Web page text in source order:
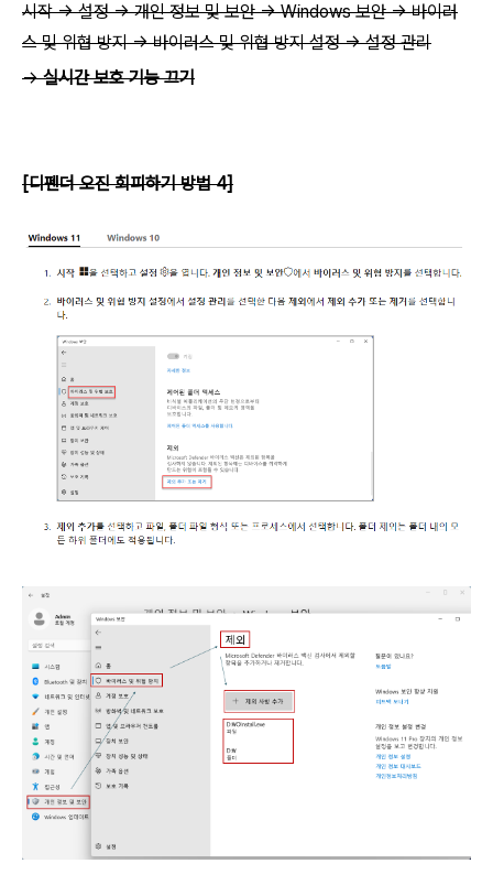
시작 → 설정 → 개인 정보 및 보안 → Windows 보안 → 바이러
스 및 위협 방지 → 바이러스 및 위협 방지 설정 → 설정 관리
→ 실시간 보호 기능 끄기
[디펜더 오진 회피하기 방법 4]